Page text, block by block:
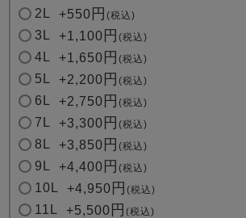
2L +550 税込
3L +1,100 税込
4L +1,650 税込
5L +2,200 税込
6L +2,750 税込
7L +3,300 税込
8L +3,850 税込
9L +4,400 税込
10L +4,950 税込
11L +5,500 税込